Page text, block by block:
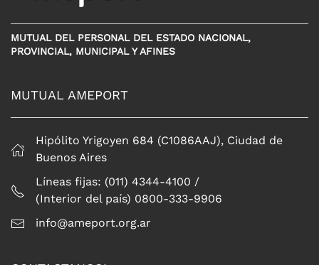
MUTUAL DEL PERSONAL DEL ESTADO NACIONAL,
PROVINCIAL, MUNICIPAL Y AFINES
MUTUAL AMEPORT
Hipólito Yrigoyen 684 (C1086AAJ), Ciudad de
Buenos Aires
Líneas fijas: (011) 4344-4100 /
(Interior del país) 0800-333-9906
info@ameport.org.ar